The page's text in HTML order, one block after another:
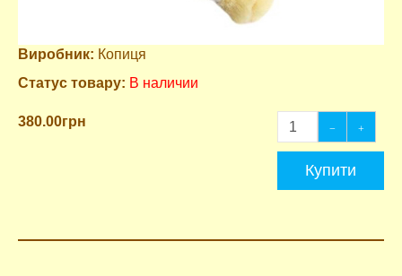
Виробник: Копиця
Статус товару: В наличии
380.00грн
Купити